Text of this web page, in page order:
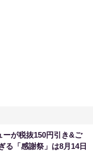
ーが税抜150円引き&ご
る「感謝祭」は8月14日